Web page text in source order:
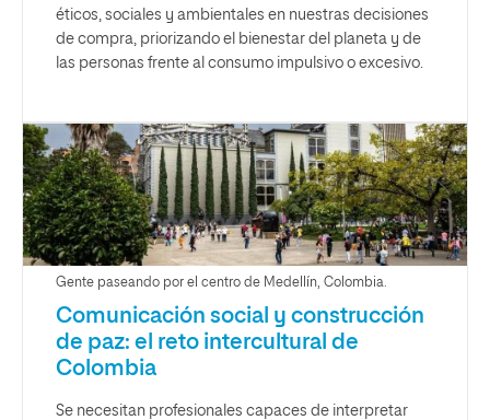
éticos, sociales y ambientales en nuestras decisiones
de compra, priorizando el bienestar del planeta y de
las personas frente al consumo impulsivo o excesivo.
Gente paseando por el centro de Medellín, Colombia.
Comunicación social y construcción
de paz: el reto intercultural de
Colombia
Se necesitan profesionales capaces de interpretar